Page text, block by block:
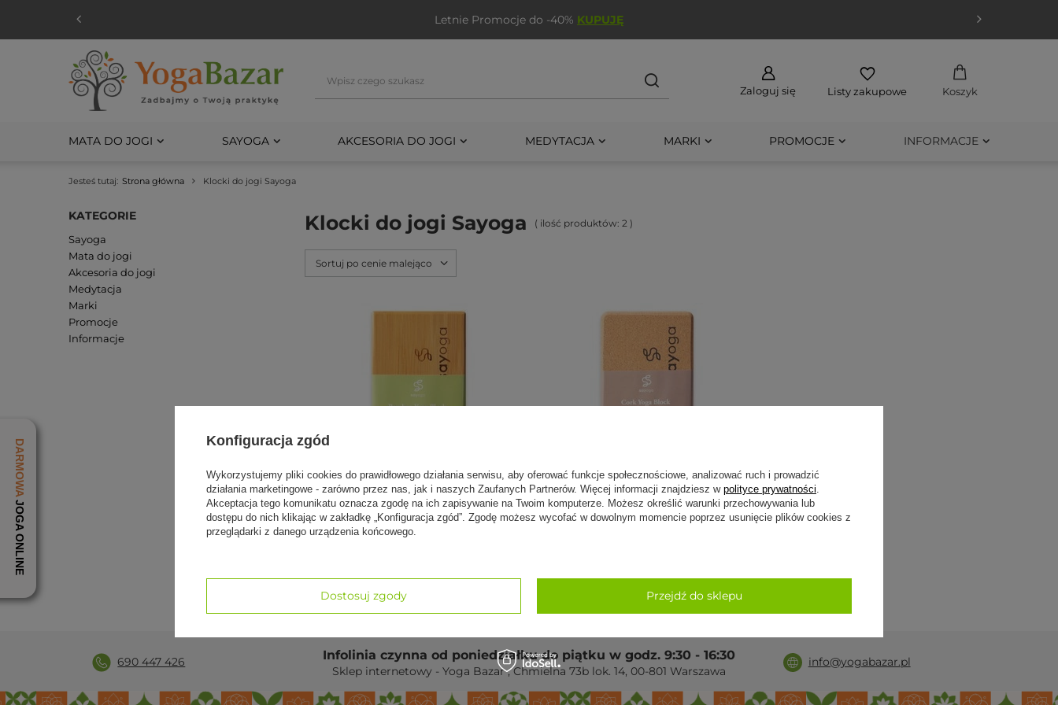
Letnie Promocje do -40% KUPUJĘ
Zaloguj się Listy zakupowe Koszyk
MATA DO JOGI SAYOGA AKCESORIA DO JOGI MEDYTACJA MARKI PROMOCJE INFORMACJE
Jesteś tutaj: Strona główna Klocki do jogi Sayoga
KATEGORIE
Sayoga
Mata do jogi
Akcesoria do jogi
Medytacja
Marki
Promocje
Informacje
Klocki do jogi Sayoga ( ilość produktów: 2 )
Sortuj po cenie malejąco
Klocek bambusowy Sayoga
89,00 zł
Klocek korkowy Sayoga
690 447 426 Infolinia czynna od poniedziałku do piątku w godz. 9:30 - 16:30
Sklep internetowy - Yoga Bazar,Chmielna 73b lok. 14, 00-801 Warszawa
info@yogabazar.pl
Konfiguracja zgód
Wykorzystujemy pliki cookies do prawidłowego działania serwisu, aby oferować funkcje społecznościowe, analizować ruch i prowadzić
działania marketingowe - zarówno przez nas, jak i naszych Zaufanych Partnerów. Więcej informacji znajdziesz w polityce prywatności
Akceptacja tego komunikatu oznacza zgodę na ich zapisywanie na Twoim komputerze. Możesz określić warunki przechowywania lub
dostępu do nich klikając w zakładkę „Konfiguracja zgód”. Zgodę możesz wycofać w dowolnym momencie poprzez usunięcie plików cookies z
przeglądarki z danego urządzenia końcowego.
Dostosuj zgody Przejdź do sklepu